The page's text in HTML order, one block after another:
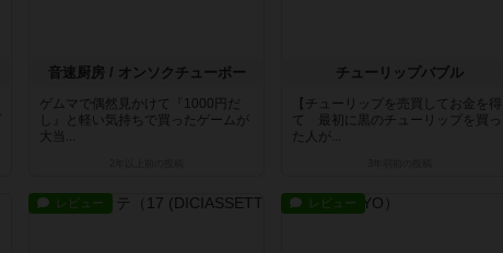
音速厨房 / オンソクチューボー
ゲムマで偶然見かけて『1000円だ
し』と軽い気持ちで買ったゲームが
大当...
チューリップバブル
【チューリップを売買してお金を得
て 最初に黒のチューリップを買っ
た人が...
レビュー レビュー